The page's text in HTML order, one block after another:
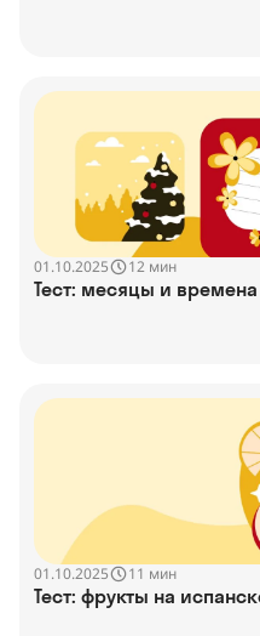
01.10.2025 12 мин
Тест: месяцы и
01.10.2025 11 мин
Тест: фрукты на